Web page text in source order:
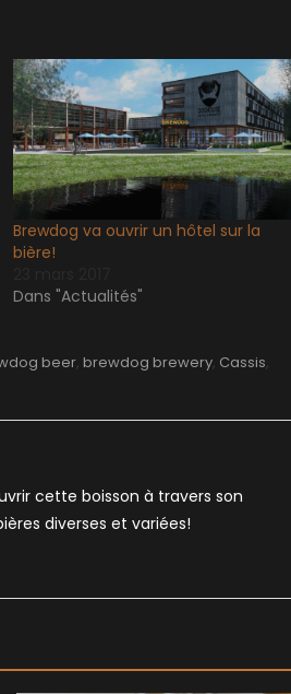
Brewdog va ouvrir un hôtel sur la
bière!
Dans "Actualités"
beer, brewdog brewery, Cassis,
cette boisson à travers son
diverses et variées!